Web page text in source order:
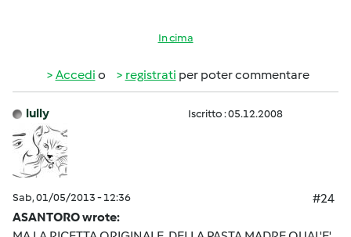
In cima
Accedi o registrati per poter commentare
lully Iscritto : 05.12.2008
Sab, 01/05/2013 - 12:36
#24
ASANTORO wrote: